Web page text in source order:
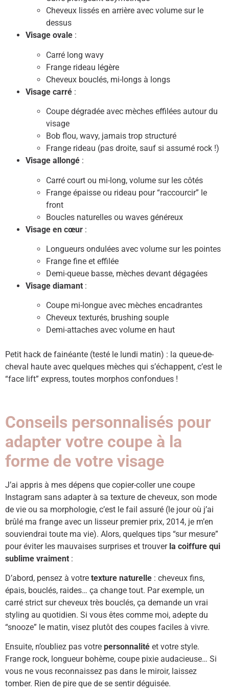
Cheveux lissés en arrière avec volume sur le
dessus
Visage ovale :
Carré long wavy
Frange rideau légère
Cheveux bouclés, mi-longs à longs
Visage carré :
Coupe dégradée avec mèches effilées autour du
visage
Bob flou, wavy, jamais trop structuré
Frange rideau (pas droite, sauf si assumé rock !)
Visage allongé :
Carré court ou mi-long, volume sur les côtés
Frange épaisse ou rideau pour “raccourcir” le
front
Boucles naturelles ou waves généreux
Visage en cœur :
Longueurs ondulées avec volume sur les pointes
Frange fine et effilée
Demi-queue basse, mèches devant dégagées
Visage diamant :
Coupe mi-longue avec mèches encadrantes
Cheveux texturés, brushing souple
Demi-attaches avec volume en haut
Petit hack de fainéante (testé le lundi matin) : la queue-de-
cheval haute avec quelques mèches qui s’échappent, c’est le
“face lift” express, toutes morphos confondues !
Conseils personnalisés pour
adapter votre coupe à la
forme de votre visage
J’ai appris à mes dépens que copier-coller une coupe
Instagram sans adapter à sa texture de cheveux, son mode
de vie ou sa morphologie, c’est le fail assuré (le jour où j’ai
brûlé ma frange avec un lisseur premier prix, 2014, je m’en
souviendrai toute ma vie). Alors, quelques tips “sur mesure”
pour éviter les mauvaises surprises et trouver la coiffure qui
sublime vraiment :
D’abord, pensez à votre texture naturelle : cheveux fins,
épais, bouclés, raides… ça change tout. Par exemple, un
carré strict sur cheveux très bouclés, ça demande un vrai
styling au quotidien. Si vous êtes comme moi, adepte du
“snooze” le matin, visez plutôt des coupes faciles à vivre.
Ensuite, n’oubliez pas votre personnalité et votre style.
Frange rock, longueur bohème, coupe pixie audacieuse… Si
vous ne vous reconnaissez pas dans le miroir, laissez
tomber. Rien de pire que de se sentir déguisée.